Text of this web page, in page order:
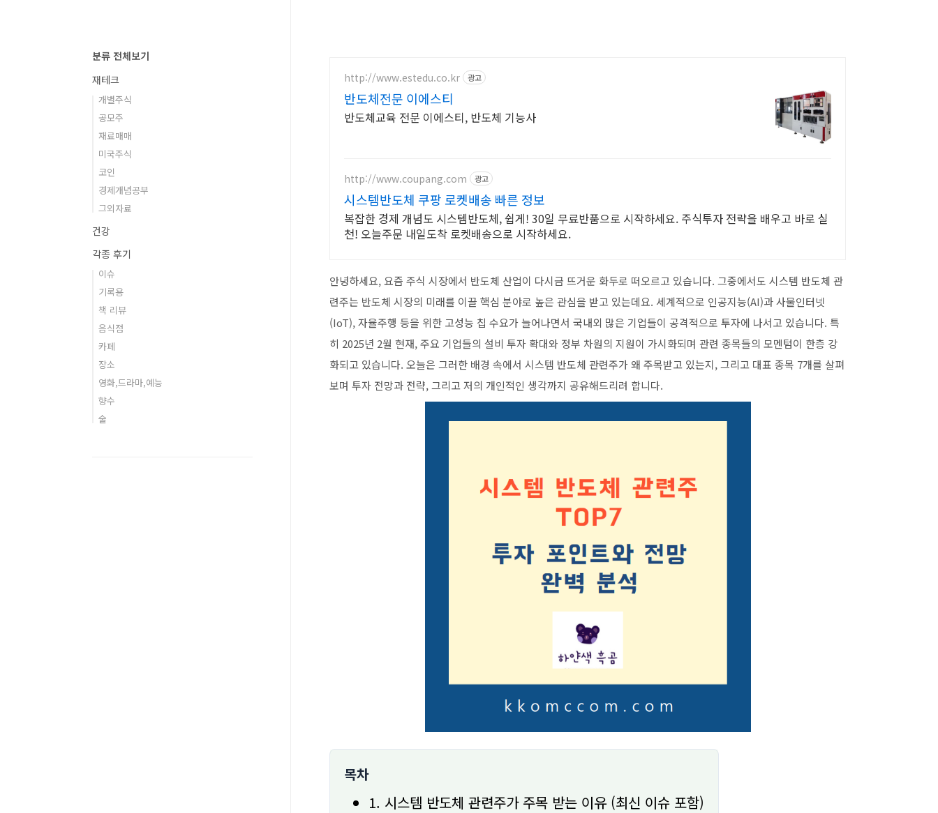
http://www.estedu.co.kr 광고
반도체전문 이에스티
반도체교육 전문 이에스티, 반도체 기능사
http://www.coupang.com 광고
시스템반도체 쿠팡 로켓배송 빠른 정보
복잡한 경제 개념도 시스템반도체, 쉽게! 30일 무료반품으로 시작하세요. 주식투자 전략을 배우고 바로 실
천! 오늘주문 내일도착 로켓배송으로 시작하세요.
안녕하세요, 요즘 주식 시장에서 반도체 산업이 다시금 뜨거운 화두로 떠오르고 있습니다. 그중에서도 시스템 반도체 관
련주는 반도체 시장의 미래를 이끌 핵심 분야로 높은 관심을 받고 있는데요. 세계적으로 인공지능(AI)과 사물인터넷
(IoT), 자율주행 등을 위한 고성능 칩 수요가 늘어나면서 국내외 많은 기업들이 공격적으로 투자에 나서고 있습니다. 특
히 2025년 2월 현재, 주요 기업들의 설비 투자 확대와 정부 차원의 지원이 가시화되며 관련 종목들의 모멘텀이 한층 강
화되고 있습니다. 오늘은 그러한 배경 속에서 시스템 반도체 관련주가 왜 주목받고 있는지, 그리고 대표 종목 7개를 살펴
보며 투자 전망과 전략, 그리고 저의 개인적인 생각까지 공유해드리려 합니다.
목차
1. 시스템 반도체 관련주가 주목 받는 이유 (최신 이슈 포함)
분류 전체보기
재테크
개별주식
공모주
재료매매
미국주식
코인
경제개념공부
그외자료
건강
각종 후기
이슈
기록용
책 리뷰
음식점
카페
장소
영화,드라마,예능
향수
술